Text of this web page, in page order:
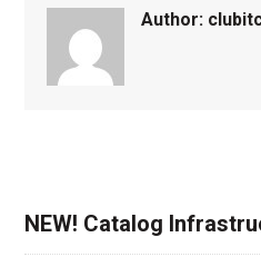
Author:
NEW! Catalog